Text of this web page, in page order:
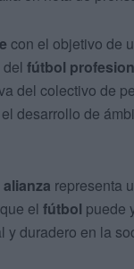
con el objetivo de
del fútbol
del colectivo de
desarrollo de
alianza representa
el fútbol puede
duradero en la